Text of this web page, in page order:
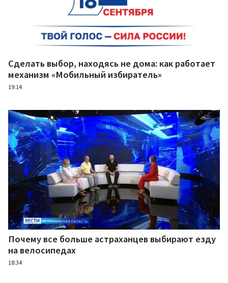
Сделать выбор, находясь не дома: как работает
механизм «Мобильный избиратель»
19:14
Почему все больше астраханцев выбирают езду
на велосипедах
18:34